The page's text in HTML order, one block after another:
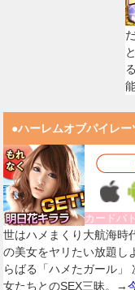
●ハーレムオブパイレー
カードバ
世はハメまくり大航海時
の美女をヤリたい放題し
らばる「ハメたガール」
女たちとのSEX三昧。→